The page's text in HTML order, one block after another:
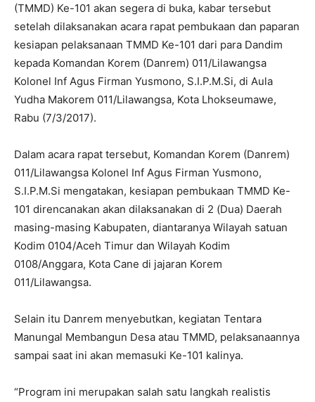
(TMMD) Ke-101 akan segera di buka, kabar tersebut
setelah dilaksanakan acara rapat pembukaan dan paparan
kesiapan pelaksanaan TMMD Ke-101 dari para Dandim
kepada Komandan Korem (Danrem) 011/Lilawangsa
Kolonel Inf Agus Firman Yusmono, S.I.P.M.Si, di Aula
Yudha Makorem 011/Lilawangsa, Kota Lhokseumawe,
Rabu (7/3/2017).
Dalam acara rapat tersebut, Komandan Korem (Danrem)
011/Lilawangsa Kolonel Inf Agus Firman Yusmono,
S.I.P.M.Si mengatakan, kesiapan pembukaan TMMD Ke-
101 direncanakan akan dilaksanakan di 2 (Dua) Daerah
masing-masing Kabupaten, diantaranya Wilayah satuan
Kodim 0104/Aceh Timur dan Wilayah Kodim
0108/Anggara, Kota Cane di jajaran Korem
011/Lilawangsa.
Selain itu Danrem menyebutkan, kegiatan Tentara
Manungal Membangun Desa atau TMMD, pelaksanaannya
sampai saat ini akan memasuki Ke-101 kalinya.
“Program ini merupakan salah satu langkah realistis